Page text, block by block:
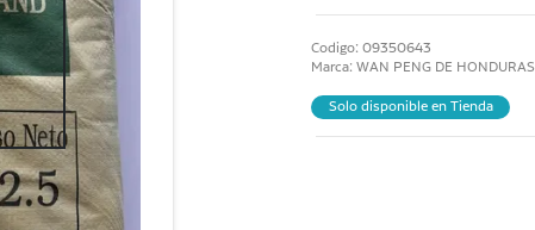
Codigo: 09350643
Marca: WAN PENG DE HONDURAS
Solo disponible en Tienda